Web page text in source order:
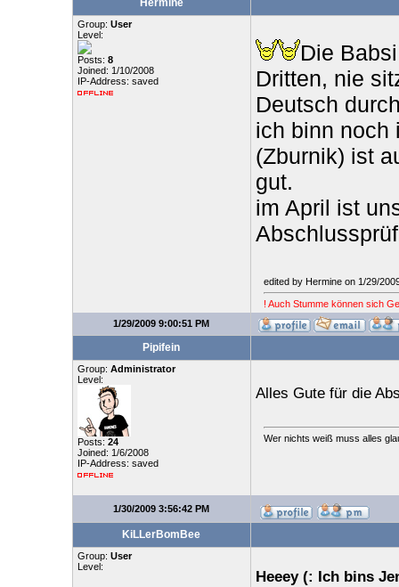
Hermine
Group: User
Level:
Posts: 8
Joined: 1/10/2008
IP-Address: saved
Die
Dritten, nie
Deutsch
ich binn noch
(Zburnik) ist
gut.
im April ist
edited by Hermine on 1/29/
! Auch Stumme können sich
1/29/2009 9:00:51 PM
Pipifein
Group: Administrator
Level:
Posts: 24
Joined: 1/6/2008
IP-Address: saved
Alles Gute für die
Wer nichts weiß muss alles
1/30/2009 3:56:42 PM
KiLLerBomBee
Group: User
Level:
Heeey (: Ich bins